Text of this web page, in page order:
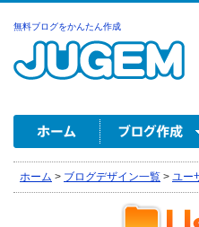
無料ブログをかんたん作成
ホーム > ブログデザイン一覧 > ユー